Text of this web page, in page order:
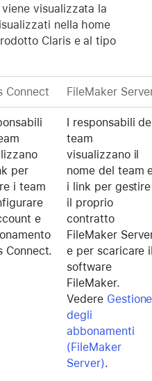
visualizzata la
nella home
Claris e al tipo
Connect FileMaker
per
i team
e
Connect.
I responsabili
team
visualizzano il
nome del team
i link per gestire
il proprio
contratto
FileMaker
e per scaricare
software
FileMaker.
Vedere Gestione
degli
abbonamenti
(FileMaker
Server).